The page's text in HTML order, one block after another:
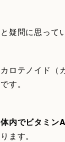
と疑問に思って
カロテノイド（
です。
体内でビタミン
ります。